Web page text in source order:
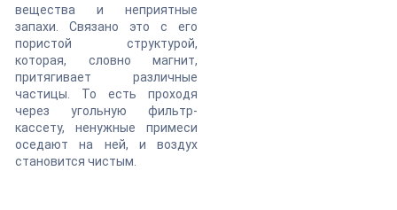
вещества и неприятные
запахи. Связано это с его
пористой структурой,
которая, словно магнит,
притягивает различные
частицы. То есть проходя
через угольную фильтр-
кассету, ненужные примеси
оседают на ней, и воздух
становится чистым.